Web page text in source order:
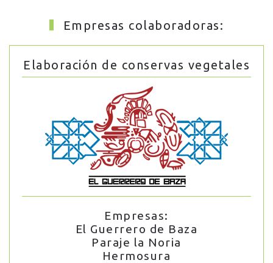
Empresas colaboradoras:
Elaboración de conservas vegetales
Empresas:
El Guerrero de Baza
Paraje la Noria
Hermosura